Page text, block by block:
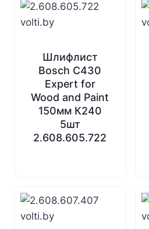
Шлифлист
Bosch C430
Expert for
Wood and Paint
150мм К240
5шт
2.608.605.722